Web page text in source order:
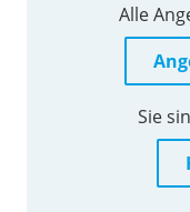
Alle
Sie